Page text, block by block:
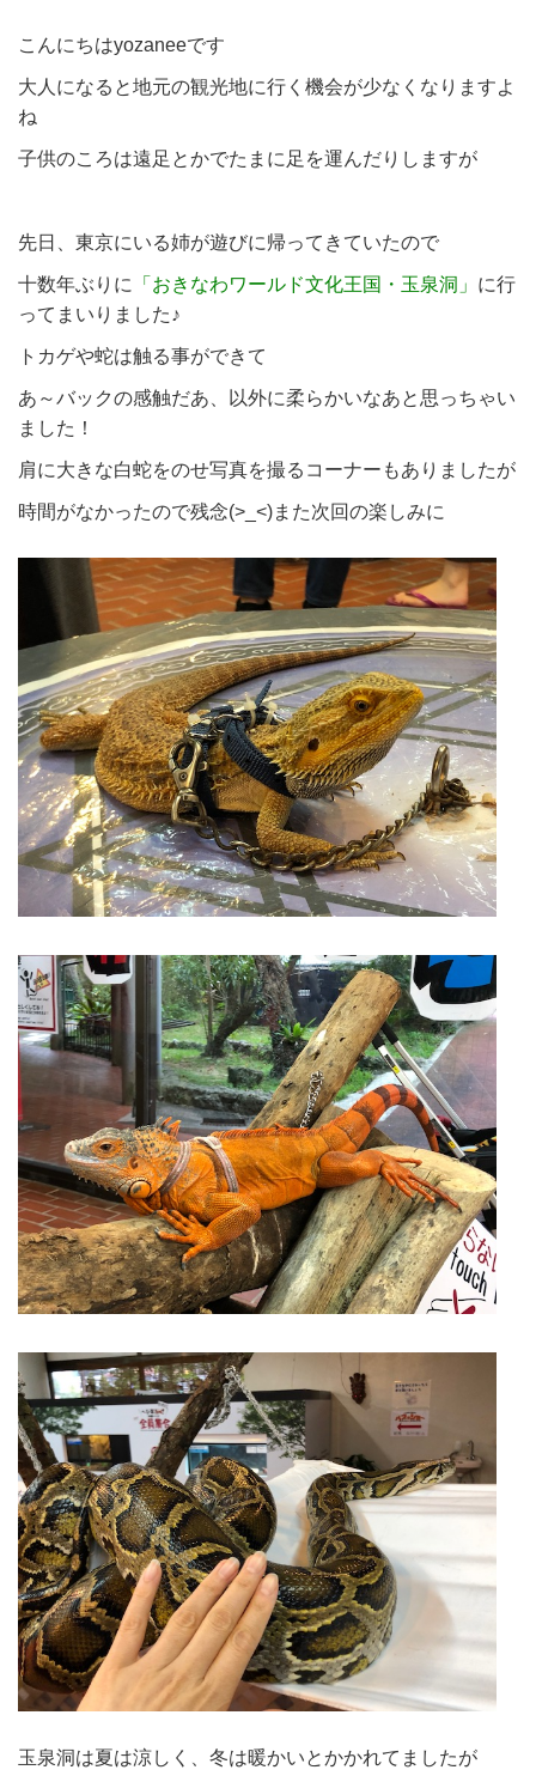
こんにちはyozaneeです
大人になると地元の観光地に行く機会が少なくなりますよ
ね
子供のころは遠足とかでたまに足を運んだりしますが
先日、東京にいる姉が遊びに帰ってきていたので
十数年ぶりに
「おきなわワールド文化王国・玉泉洞」 に行
ってまいりました♪
トカゲや蛇は触る事ができて
あ～バックの感触だあ、以外に柔らかいなあと思っちゃい
ました！
肩に大きな白蛇をのせ写真を撮るコーナーもありましたが
時間がなかったので残念(>_<)また次回の楽しみに
玉泉洞は夏は涼しく、冬は暖かいとかかれてましたが